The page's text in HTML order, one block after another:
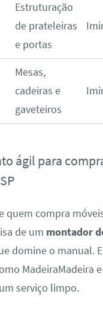
Estruturação
de prateleiras
e portas
Mesas,
cadeiras e
gaveteiros
ágil para
quem compra
de um montador
domine o manual.
MadeiraMadeira
serviço limpo.